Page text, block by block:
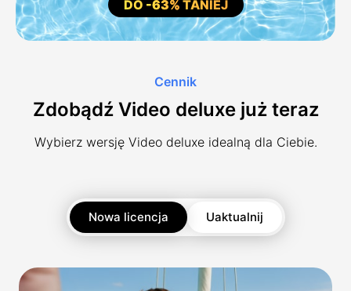
DO -63% TANIEJ
Cennik
Zdobądź Video deluxe już teraz
Wybierz wersję Video deluxe idealną dla Ciebie.
Nowa licencja Uaktualnij